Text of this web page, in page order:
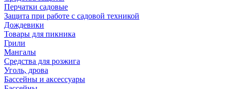
Перчатки садовые
Защита при работе с садовой техникой
Дождевики
Товары для пикника
Грили
Мангалы
Средства для розжига
Уголь, дрова
Бассейны и аксессуары